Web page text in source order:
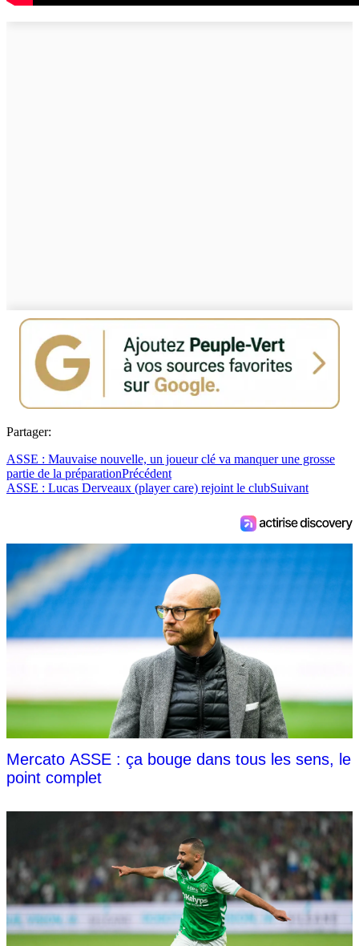
Partager:
ASSE : Mauvaise nouvelle, un joueur clé va manquer une grosse
partie de la préparationPrécédent
ASSE : Lucas Derveaux (player care) rejoint le clubSuivant
Mercato ASSE : ça bouge dans tous les sens, le
point complet